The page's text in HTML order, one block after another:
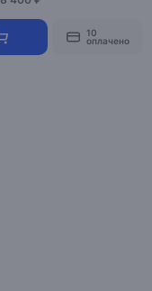
10
оплачено